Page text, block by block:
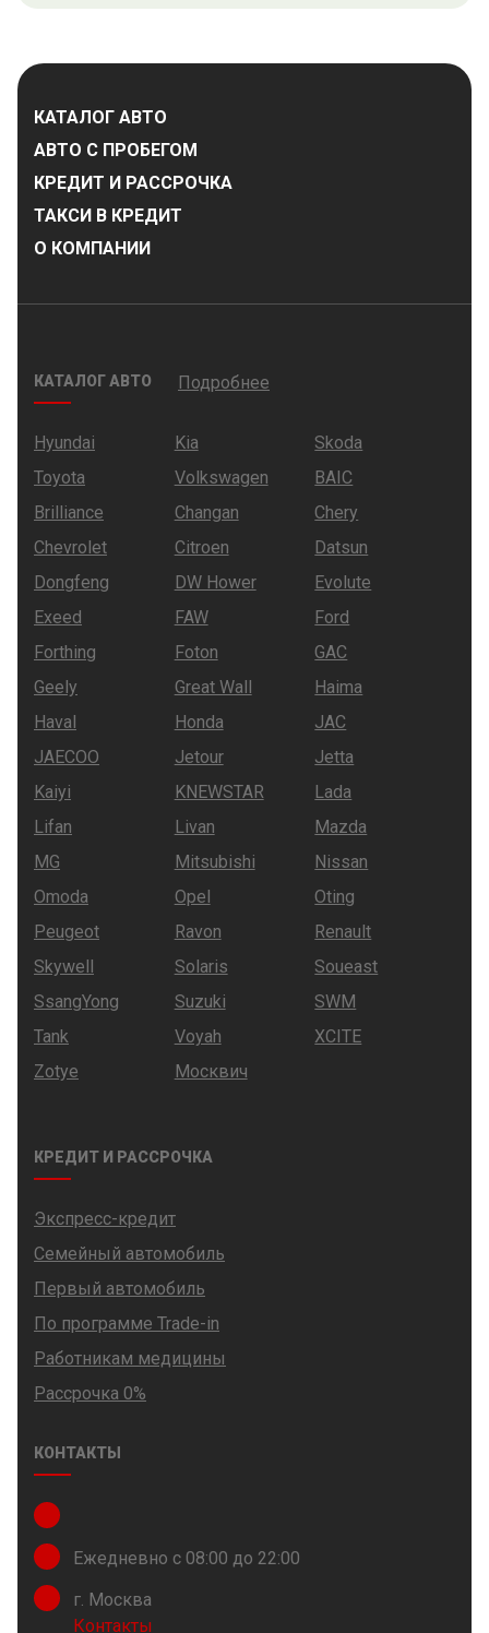
КАТАЛОГ АВТО
АВТО С ПРОБЕГОМ
КРЕДИТ И РАССРОЧКА
ТАКСИ В КРЕДИТ
О КОМПАНИИ
КАТАЛОГ АВТО Подробнее
Hyundai Kia
Skoda
Toyota
Volkswagen
BAIC
Brilliance
Changan
Chery
Chevrolet
Citroen
Datsun
Dongfeng
DW Hower
Evolute
Exeed
FAW
Ford
Forthing
Foton
GAC
Geely
Great Wall
Haima
Haval
Honda
JAC
JAECOO
Jetour
Jetta
Kaiyi
KNEWSTAR
Lada
Lifan
Livan
Mazda
MG
Mitsubishi
Nissan
Omoda
Opel
Oting
Peugeot
Ravon
Renault
Skywell
Solaris
Soueast
SsangYong
Suzuki
SWM
Tank
Voyah
XCITE
Zotye
Москвич
КРЕДИТ И РАССРОЧКА
Экспресс-кредит
Семейный автомобиль
Первый автомобиль
По программе Trade-in
Работникам медицины
Рассрочка 0%
КОНТАКТЫ
Ежедневно с 08:00 до 22:00
г. Москва
Контакты